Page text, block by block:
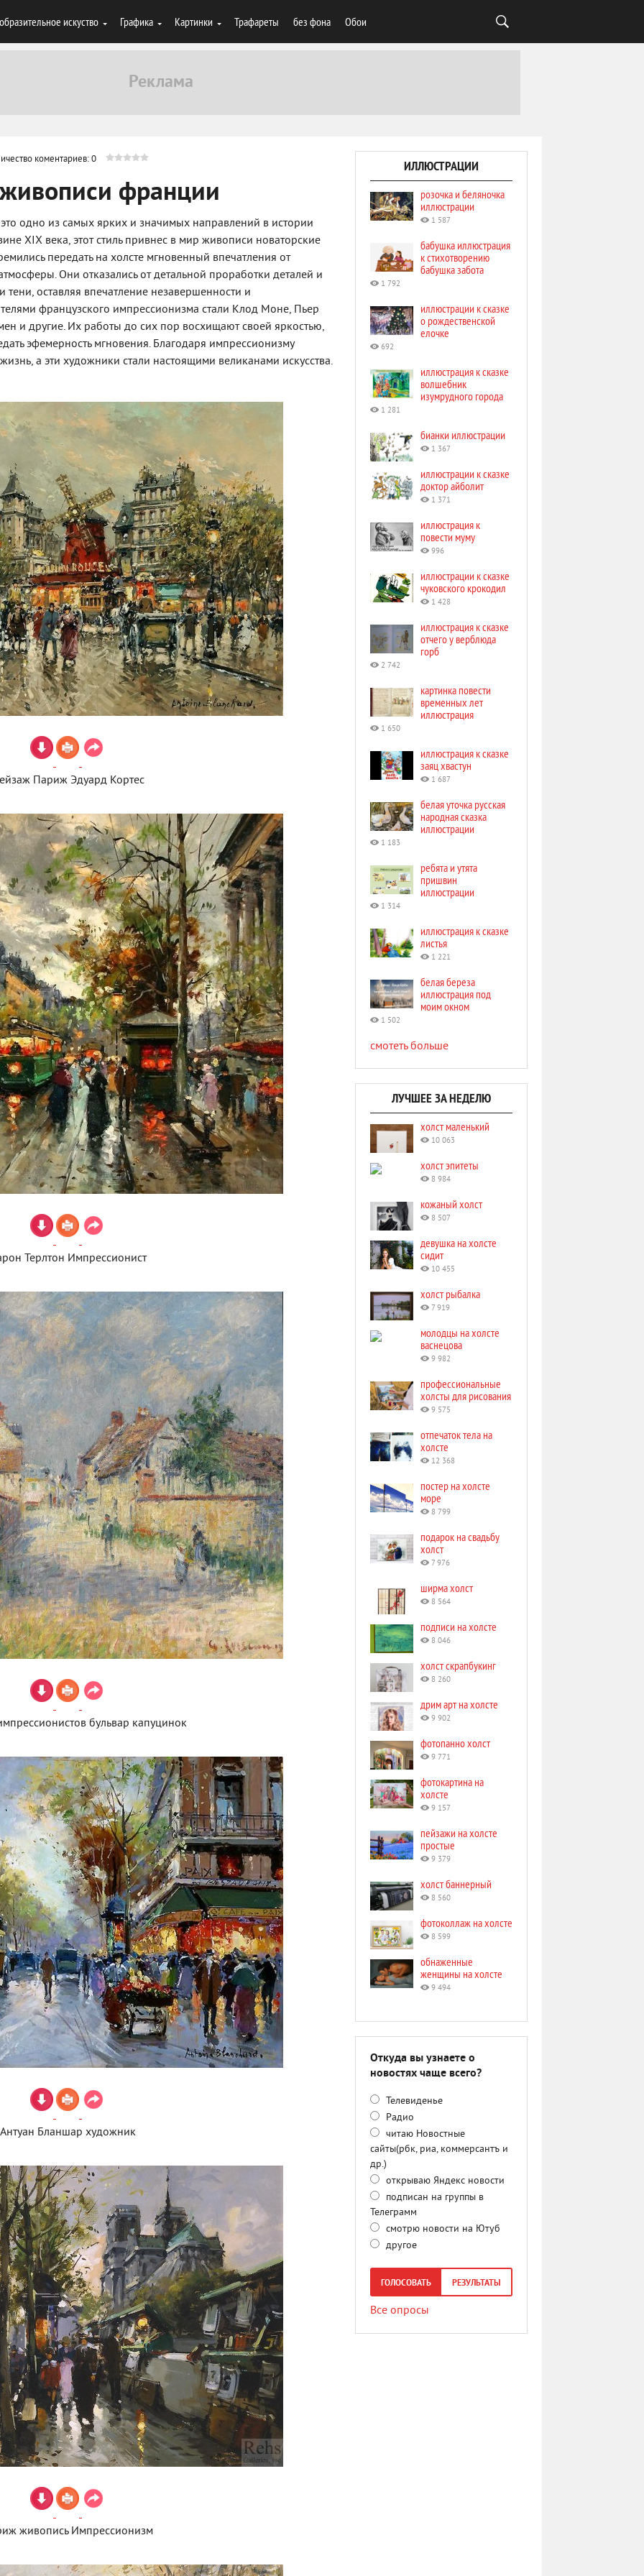
искуство Графика Картинки Трафареты без фона Обои
коментариев: 0
франции
одно из самых ярких и значимых направлений в истории
XIX века, этот стиль привнес в мир живописи новаторские
передать на холсте мгновенный впечатления от
Они отказались от детальной проработки деталей и
тени, оставляя впечатление незавершенности и
французского импрессионизма стали Клод Моне, Пьер
и другие. Их работы до сих пор восхищают своей яркостью,
эфемерность мгновения. Благодаря импрессионизму
а эти художники стали настоящими великанами искусства.
Париж Эдуард Кортес
Терлтон Импрессионист
бульвар капуцинок
Антуан Бланшар художник
живопись Импрессионизм
ИЛЛЮСТРАЦИИ
розочка и беляночка
иллюстрации
1 587
бабушка иллюстрация
к стихотворению
бабушка забота
1 792
иллюстрации к сказке
о рождественской
елочке
692
иллюстрация к сказке
волшебник
изумрудного города
1 281
бианки иллюстрации
1 367
иллюстрации к сказке
доктор айболит
1 371
иллюстрация к
повести муму
996
иллюстрации к сказке
чуковского крокодил
1 428
иллюстрация к сказке
отчего у верблюда
горб
2 742
картинка повести
временных лет
иллюстрация
1 650
иллюстрация к сказке
заяц хвастун
1 687
белая уточка русская
народная сказка
иллюстрации
1 183
ребята и утята
пришвин
иллюстрации
1 314
иллюстрация к сказке
листья
1 221
белая береза
иллюстрация под
моим окном
1 502
смотеть больше
ЛУЧШЕЕ ЗА НЕДЕЛЮ
холст маленький
10 063
холст эпитеты
8 984
кожаный холст
8 507
девушка на холсте
сидит
10 455
холст рыбалка
7 919
молодцы на холсте
васнецова
9 982
профессиональные
холсты для рисования
9 575
отпечаток тела на
холсте
12 368
постер на холсте
море
8 799
подарок на свадьбу
холст
7 976
ширма холст
8 564
подписи на холсте
8 046
холст скрапбукинг
8 260
дрим арт на холсте
9 902
фотопанно холст
9 771
фотокартина на
холсте
9 157
пейзажи на холсте
простые
9 379
холст баннерный
8 560
фотоколлаж на холсте
8 599
обнаженные
женщины на холсте
9 494
Откуда вы узнаете о
новостях чаще всего?
Телевиденье
Радио
читаю Новостные
сайты(рбк, риа, коммерсантъ и
др.)
открываю Яндекс новости
подписан на группы в
Телеграмм
смотрю новости на Ютуб
другое
ГОЛОСОВАТЬ РЕЗУЛЬТАТЫ
Все опросы